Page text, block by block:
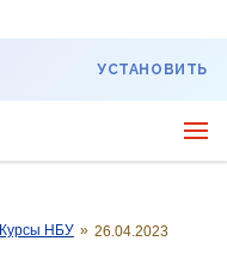
УСТАНОВИТЬ
Курсы НБУ » 26.04.2023